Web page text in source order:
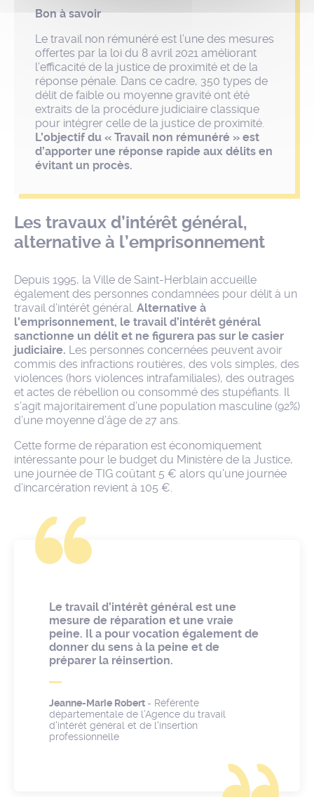
Bon à savoir
Le travail non rémunéré est l’une des mesures
offertes par la loi du 8 avril 2021 améliorant
l’efficacité de la justice de proximité et de la
réponse pénale. Dans ce cadre, 350 types de
délit de faible ou moyenne gravité ont été
extraits de la procédure judiciaire classique
pour intégrer celle de la justice de proximité.
L’objectif du « Travail non rémunéré » est
d’apporter une réponse rapide aux délits en
évitant un procès.
Les travaux d’intérêt général,
alternative à l’emprisonnement
Depuis 1995, la Ville de Saint-Herblain accueille
également des personnes condamnées pour délit à un
travail d’intérêt général. Alternative à
l’emprisonnement, le travail d’intérêt général
sanctionne un délit et ne figurera pas sur le casier
judiciaire. Les personnes concernées peuvent avoir
commis des infractions routières, des vols simples, des
violences (hors violences intrafamiliales), des outrages
et actes de rébellion ou consommé des stupéfiants. Il
s’agit majoritairement d’une population masculine (92%)
d’une moyenne d’âge de 27 ans.
Cette forme de réparation est économiquement
intéressante pour le budget du Ministère de la Justice,
une journée de TIG coûtant 5 € alors qu’une journée
d’incarcération revient à 105 €.
Le travail d’intérêt général est une
mesure de réparation et une vraie
peine. Il a pour vocation également de
donner du sens à la peine et de
préparer la réinsertion.
Jeanne-Marie Robert - Référente
départementale de l’Agence du travail
d'intérêt général et de l'insertion
professionnelle